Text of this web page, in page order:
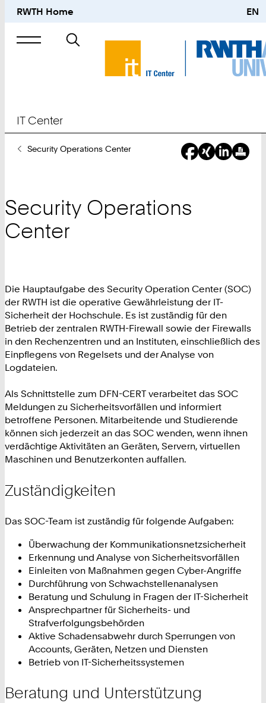
RWTH Home EN
Suche
nach
IT Center
SieSecurity Operations Center
Security Operations
Center
Die Hauptaufgabe des Security Operation Center (SOC)
der RWTH ist die operative Gewährleistung der IT-
Sicherheit der Hochschule. Es ist zuständig für den
Betrieb der zentralen RWTH-Firewall sowie der Firewalls
in den Rechenzentren und an Instituten, einschließlich des
Einpflegens von Regelsets und der Analyse von
Logdateien.
Als Schnittstelle zum DFN-CERT verarbeitet das SOC
Meldungen zu Sicherheitsvorfällen und informiert
betroffene Personen. Mitarbeitende und Studierende
können sich jederzeit an das SOC wenden, wenn ihnen
verdächtige Aktivitäten an Geräten, Servern, virtuellen
Maschinen und Benutzerkonten auffallen.
Zuständigkeiten
Das SOC-Team ist zuständig für folgende Aufgaben:
Überwachung der Kommunikationsnetzsicherheit
Erkennung und Analyse von Sicherheitsvorfällen
Einleiten von Maßnahmen gegen Cyber-Angriffe
Durchführung von Schwachstellenanalysen
Beratung und Schulung in Fragen der IT-Sicherheit
Ansprechpartner für Sicherheits- und
Strafverfolgungsbehörden
Aktive Schadensabwehr durch Sperrungen von
Accounts, Geräten, Netzen und Diensten
Betrieb von IT-Sicherheitssystemen
Beratung und Unterstützung